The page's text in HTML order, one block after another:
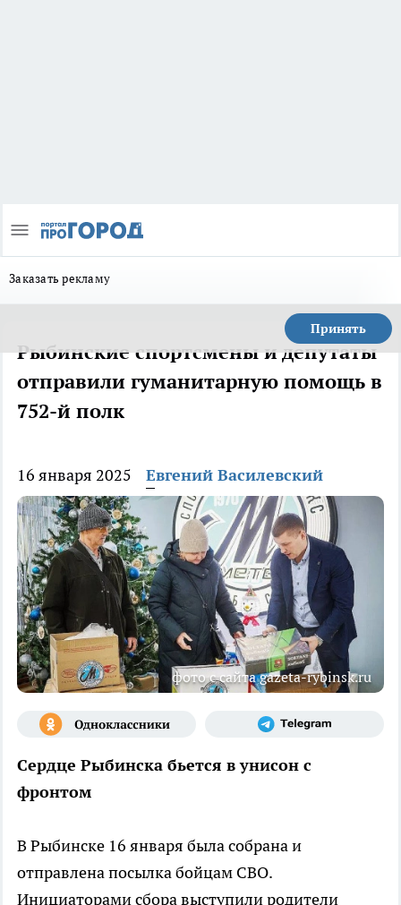
Заказать рекламу
Принять
Рыбинские спортсмены и депутаты
отправили гуманитарную помощь в
752-й полк
16 января 2025 Евгений Василевский
фото с сайта gazeta-rybinsk.ru
Сердце Рыбинска бьется в унисон с
фронтом
В Рыбинске 16 января была собрана и
отправлена посылка бойцам СВО.
Инициаторами сбора выступили родители